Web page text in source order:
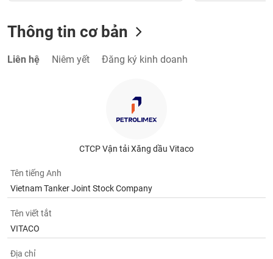
Thông tin cơ bản
Liên hệ Niêm yết Đăng ký kinh doanh
CTCP Vận tải Xăng dầu Vitaco
Tên tiếng Anh
Vietnam Tanker Joint Stock Company
Tên viết tắt
VITACO
Địa chỉ